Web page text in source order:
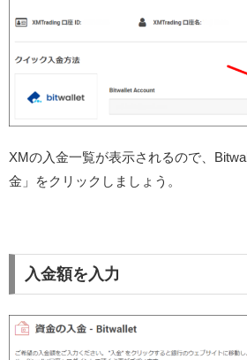
XMの入金一覧が表示されるので、
金」をクリックしましょう。
入金額を入力